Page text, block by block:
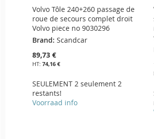
Volvo Tôle 240+260 passage de
roue de secours complet droit
Volvo piece no 9030296
Brand: Scandcar
89,73 €
74,16 €
SEULEMENT 2 seulement 2
restants!
Voorraad info